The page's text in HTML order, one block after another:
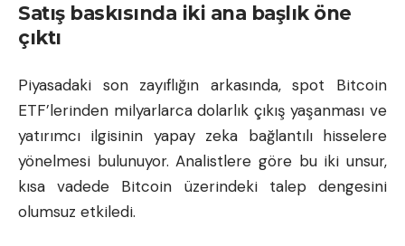
Satış baskısında iki ana başlık öne
çıktı
Piyasadaki son zayıflığın arkasında, spot Bitcoin
ETF’lerinden milyarlarca dolarlık çıkış yaşanması ve
yatırımcı ilgisinin yapay zeka bağlantılı hisselere
yönelmesi bulunuyor. Analistlere göre bu iki unsur,
kısa vadede Bitcoin üzerindeki talep dengesini
olumsuz etkiledi.